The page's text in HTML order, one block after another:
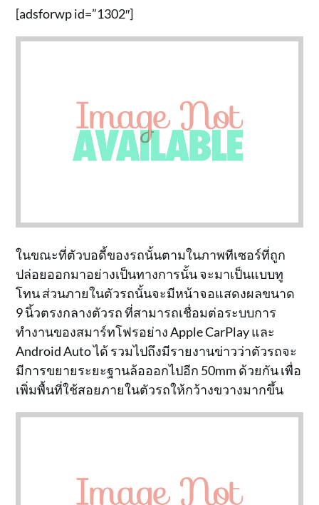
[adsforwp id=”1302″]
ในขณะที่ตัวบอดี้ของรถนั้นตามในภาพทีเซอร์ที่ถูก
ปล่อยออกมาอย่างเป็นทางการนั้น จะมาเป็นแบบทู
โทน ส่วนภายในตัวรถนั้นจะมีหน้าจอแสดงผลขนาด
9 นิ้วตรงกลางตัวรถ ที่สามารถเชื่อมต่อระบบการ
ทำงานของสมาร์ทโฟรอย่าง Apple CarPlay และ
Android Auto ได้ รวมไปถึงมีรายงานข่าวว่าตัวรถจะ
มีการขยายระยะฐานล้อออกไปอีก 50mm ด้วยกัน เพื่อ
เพิ่มพื้นที่ใช้สอยภายในตัวรถให้กว้างขวางมากขึ้น